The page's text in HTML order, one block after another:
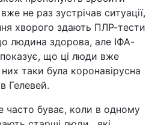
не раз зустрічав ситуації,
хворого здають ПЛР-тести
людина здорова, але ІФА-
показує, що ці люди вже
таки була коронавірусна
Гелевей.
часто буває, коли в одному